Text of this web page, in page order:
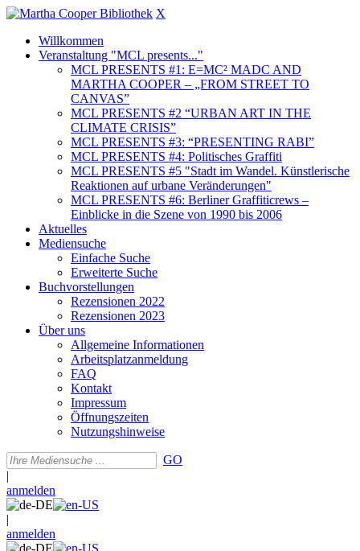
X
Willkommen
Veranstaltung "MCL presents..."
MCL PRESENTS #1: E=MC² MADC AND
MARTHA COOPER – „FROM STREET TO
CANVAS”
MCL PRESENTS #2 “URBAN ART IN THE
CLIMATE CRISIS”
MCL PRESENTS #3: “PRESENTING RABI”
MCL PRESENTS #4: Politisches Graffiti
MCL PRESENTS #5 "Stadt im Wandel. Künstlerische
Reaktionen auf urbane Veränderungen"
MCL PRESENTS #6: Berliner Graffiticrews –
Einblicke in die Szene von 1990 bis 2006
Aktuelles
Mediensuche
Einfache Suche
Erweiterte Suche
Buchvorstellungen
Rezensionen 2022
Rezensionen 2023
Über uns
Allgemeine Informationen
Arbeitsplatzanmeldung
FAQ
Kontakt
Impressum
Öffnungszeiten
Nutzungshinweise
GO
|
anmelden
|
anmelden